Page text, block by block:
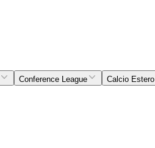
Conference League Calcio Estero